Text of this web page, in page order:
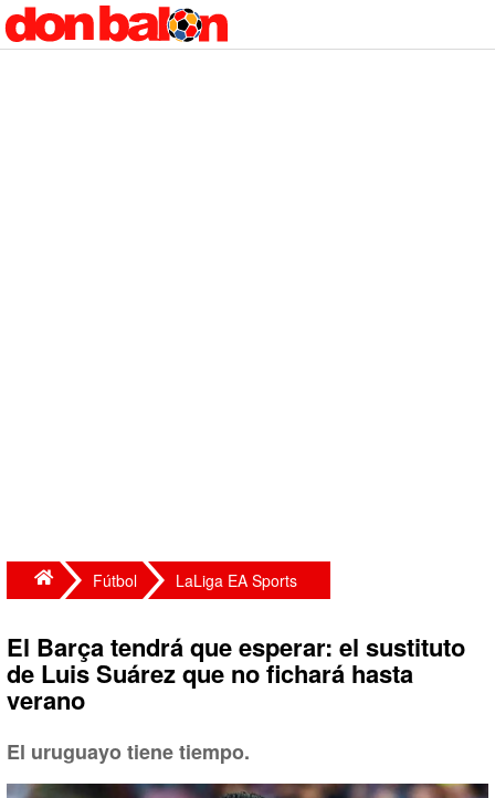
Fútbol LaLiga EA Sports
El Barça tendrá que esperar: el sustituto
de Luis Suárez que no fichará hasta
verano
El uruguayo tiene tiempo.